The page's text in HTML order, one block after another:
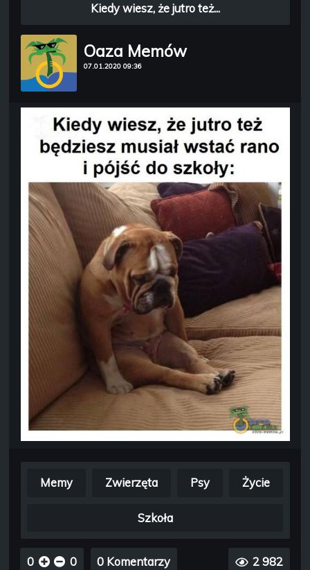
Oaza Memów
07.01.2020 09:36
Kiedy wiesz, że jutro też...
Memy Zwierzęta Psy Życie
Szkoła
0 0 0 Komentarzy 2 982